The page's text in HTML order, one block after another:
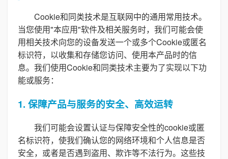
Cookie和同类技术是互联网中的通用常用技术。
当您使用"本应用"软件及相关服务时，我们可能会使
用相关技术向您的设备发送一个或多个Cookie或匿名
标识符，以收集和存储您访问、使用本产品时的信
息。我们使用Cookie和同类技术主要为了实现以下功
能或服务：
1. 保障产品与服务的安全、高效运转
我们可能会设置认证与保障安全性的cookie或匿
名标识符，使我们确认您的网络环境和个人信息是否
安全，或者是否遇到盗用、欺诈等不法行为。这些技